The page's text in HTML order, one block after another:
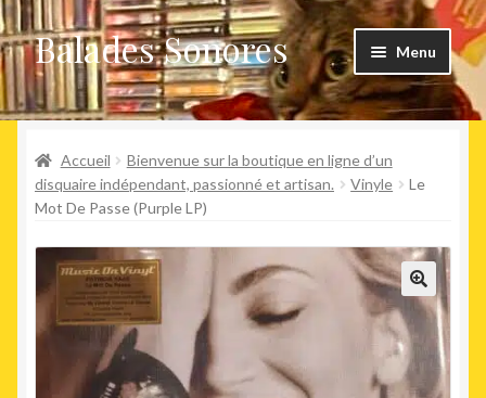
Aller
à
la
navigation
Aller
au
contenu
Balades Sonores Menu
Boutique
Nouveaux arrivages
le
Précommandes
Agenda
Accueil
Bienvenue sur la boutique en ligne d’un
disquaire indépendant, passionné et artisan.
Vinyle
Le
Mot De Passe (Purple LP)
🔍